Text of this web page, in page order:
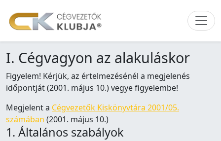
I. Cégvagyon az alakuláskor
Figyelem! Kérjük, az értelmezésénél a megjelenés
időpontját (2001. május 10.) vegye figyelembe!
Megjelent a Cégvezetők Kiskönyvtára 2001/05.
számában (2001. május 10.)
1. Általános szabályok